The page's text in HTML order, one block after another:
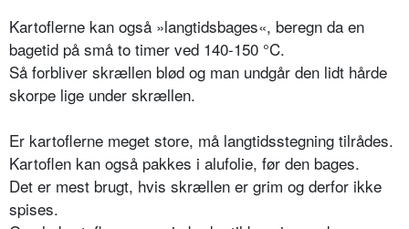
Kartoflerne kan også »langtidsbages«, beregn da en
bagetid på små to timer ved 140-150 °C.
Så forbliver skrællen blød og man undgår den lidt hårde
skorpe lige under skrællen.
Er kartoflerne meget store, må langtidsstegning tilrådes.
Kartoflen kan også pakkes i alufolie, før den bages.
Det er mest brugt, hvis skrællen er grim og derfor ikke
spises.